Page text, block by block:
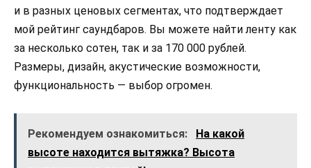
и в разных ценовых сегментах, что подтверждает
мой рейтинг саундбаров. Вы можете найти ленту как
за несколько сотен, так и за 170 000 рублей.
Размеры, дизайн, акустические возможности,
функциональность — выбор огромен.
Рекомендуем ознакомиться:
На какой
высоте находится вытяжка? Высота